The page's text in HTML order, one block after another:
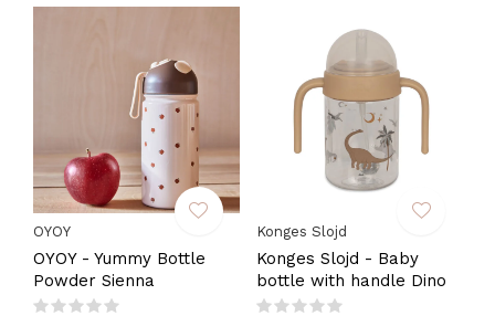
OYOY
OYOY - Yummy Bottle
Powder Sienna
Konges Slojd
Konges Slojd - Baby
bottle with handle Dino